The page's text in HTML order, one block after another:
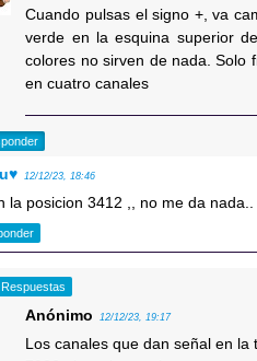
Cuando pulsas el signo +, va
verde en la esquina superior
colores no sirven de nada. Solo
en cuatro canales
12/12/23, 18:46
la posicion 3412 ,, no me da nada..
Respuestas
Anónimo 12/12/23, 19:17
Los canales que dan señal en la